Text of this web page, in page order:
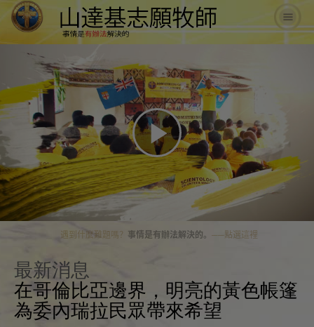
Play
Video
你會感覺壓力大、很焦慮、或是沮喪嗎？事情是有辦法解決的。──點選這裡
最新消息
在哥倫比亞邊界，明亮的黃色帳篷
為委內瑞拉民眾帶來希望